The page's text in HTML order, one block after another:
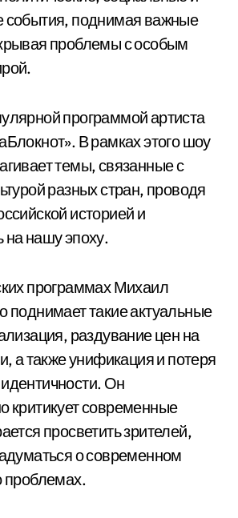
события, поднимая важные
проблемы с особым
программой артиста
В рамках этого шоу
темы, связанные с
разных стран, проводя
историей и
на нашу эпоху.
программах Михаил
поднимает такие актуальные
раздувание цен на
а также унификация и потеря
Он
критикует современные
просветить зрителей,
о современном
проблемах.